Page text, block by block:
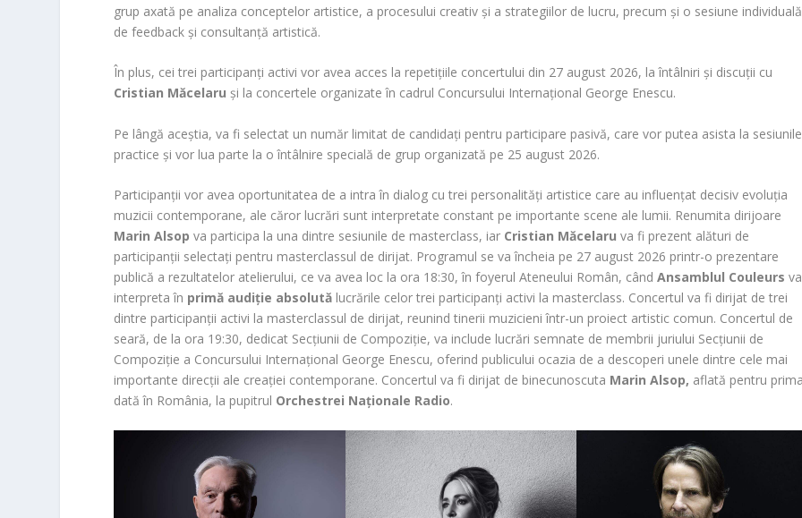
grup axată pe analiza conceptelor artistice, a procesului creativ și a strategiilor de lucru, precum și o sesiune individuală
de feedback și consultanță artistică.
În plus, cei trei participanți activi vor avea acces la repetițiile concertului din 27 august 2026, la întâlniri și discuții cu
Cristian Măcelaru și la concertele organizate în cadrul Concursului Internațional George Enescu.
Pe lângă aceștia, va fi selectat un număr limitat de candidați pentru participare pasivă, care vor putea asista la sesiunile
practice și vor lua parte la o întâlnire specială de grup organizată pe 25 august 2026.
Participanții vor avea oportunitatea de a intra în dialog cu trei personalități artistice care au influențat decisiv evoluția
muzicii contemporane, ale căror lucrări sunt interpretate constant pe importante scene ale lumii. Renumita dirijoare
Marin Alsop va participa la una dintre sesiunile de masterclass, iar Cristian Măcelaru va fi prezent alături de
participanții selectați pentru masterclassul de dirijat. Programul se va încheia pe 27 august 2026 printr-o prezentare
publică a rezultatelor atelierului, ce va avea loc la ora 18:30, în foyerul Ateneului Român, cândAnsamblul Couleursva
interpreta în primă audiție absolută lucrările celor trei participanți activi la masterclass. Concertul va fi dirijat de trei
dintre participanții activi la masterclassul de dirijat, reunind tinerii muzicieni într-un proiect artistic comun. Concertul de
seară, de la ora 19:30, dedicat Secțiunii de Compoziție, va include lucrări semnate de membrii juriului Secțiunii de
Compoziție a Concursului Internațional George Enescu, oferind publicului ocazia de a descoperi unele dintre cele mai
importante direcții ale creației contemporane. Concertul va fi dirijat de binecunoscuta Marin Alsop, aflată pentru
dată în România, la pupitrul Orchestrei Naționale Radio.